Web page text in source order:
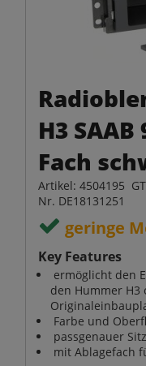
H3
Fach
Artikel: 4504195
Nr. DE18131251
geringe
Key Features
ermöglicht den
den Hummer H3
Farbe und
passgenauer Sitz
mit Ablagefach